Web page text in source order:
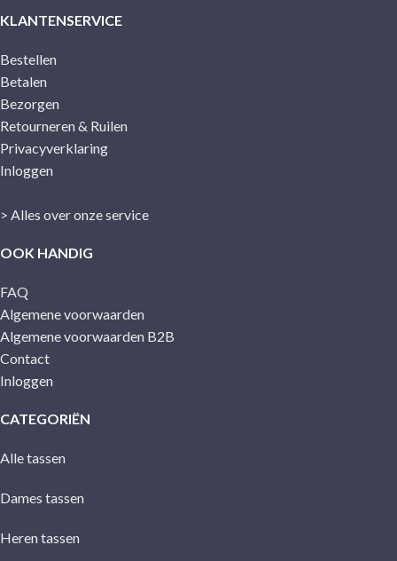
KLANTENSERVICE
Bestellen
Betalen
Bezorgen
Retourneren & Ruilen
Privacyverklaring
Inloggen
> Alles over onze service
OOK HANDIG
FAQ
Algemene voorwaarden
Algemene voorwaarden B2B
Contact
Inloggen
CATEGORIËN
Alle tassen
Dames tassen
Heren tassen